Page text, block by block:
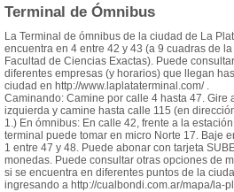
Terminal de Ómnibus
La Terminal de ómnibus de la ciudad de La
encuentra en 4 entre 42 y 43 (a 9 cuadras de la
Facultad de Ciencias Exactas). Puede consultar
diferentes empresas (y horarios) que llegan
ciudad en http://www.laplataterminal.com/ .
Caminando: Camine por calle 4 hasta 47. Gire
izquierda y camine hasta calle 115 (en
1.) En ómnibus: En calle 42, frente a la estación
terminal puede tomar en micro Norte 17. Baje
1 entre 47 y 48. Puede abonar con tarjeta
monedas. Puede consultar otras opciones de
si se encuentra en diferentes puntos de la
ingresando a http://cualbondi.com.ar/mapa/la-